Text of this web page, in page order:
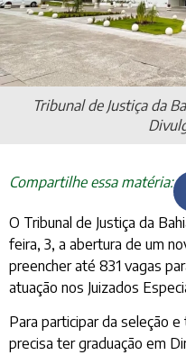
Tribunal de Justiça da
Compartilhe essa matéria:
O Tribunal de Justiça da
feira, 3, a abertura de um
preencher até 831 vagas
atuação nos Juizados
Para participar da seleção
precisa ter graduação em